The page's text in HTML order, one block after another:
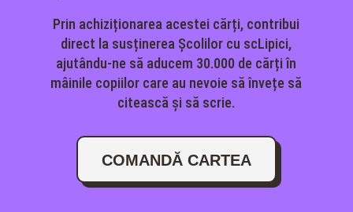
Prin achiziționarea acestei cărți, contribui
direct la susținerea Școlilor cu scLipici,
ajutându-ne să aducem 30.000 de cărți în
mâinile copiilor care au nevoie să învețe să
citească și să scrie.
COMANDĂ CARTEA